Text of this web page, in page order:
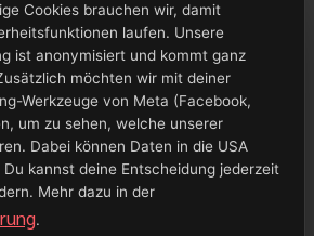
Uhr
Uhr
Cookies brauchen wir, damit
laufen. Unsere
ist anonymisiert und kommt ganz
möchten wir mit deiner
Werkzeuge von Meta (Facebook,
um zu sehen, welche unserer
Dabei können Daten in die USA
kannst deine Entscheidung jederzeit
Mehr dazu in der
.